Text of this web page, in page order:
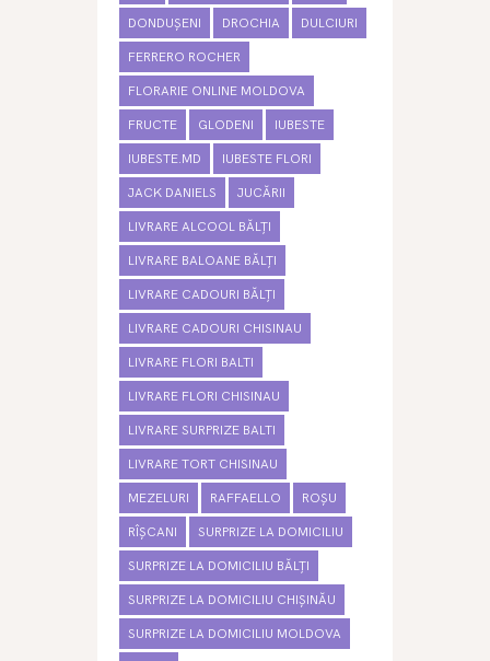
DONDUȘENI DROCHIA DULCIURI
FERRERO ROCHER
FLORARIE ONLINE MOLDOVA
FRUCTE GLODENI IUBESTE
IUBESTE.MD IUBESTE FLORI
JACK DANIELS JUCĂRII
LIVRARE ALCOOL BĂLȚI
LIVRARE BALOANE BĂLȚI
LIVRARE CADOURI BĂLȚI
LIVRARE CADOURI CHISINAU
LIVRARE FLORI BALTI
LIVRARE FLORI CHISINAU
LIVRARE SURPRIZE BALTI
LIVRARE TORT CHISINAU
MEZELURI RAFFAELLO ROȘU
RÎȘCANI SURPRIZE LA DOMICILIU
SURPRIZE LA DOMICILIU BĂLȚI
SURPRIZE LA DOMICILIU CHIȘINĂU
SURPRIZE LA DOMICILIU MOLDOVA